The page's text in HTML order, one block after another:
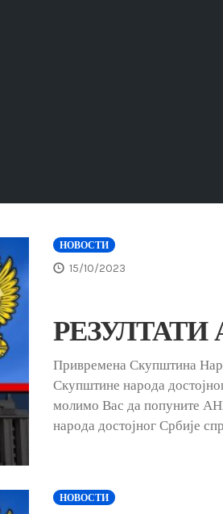
НОВОСТИ
15/10/2023
РЕЗУЛТАТИ
Привремена Скупштина
Скупштине народа
молимо Вас да попуните
народа достојног Србије
НОВОСТИ